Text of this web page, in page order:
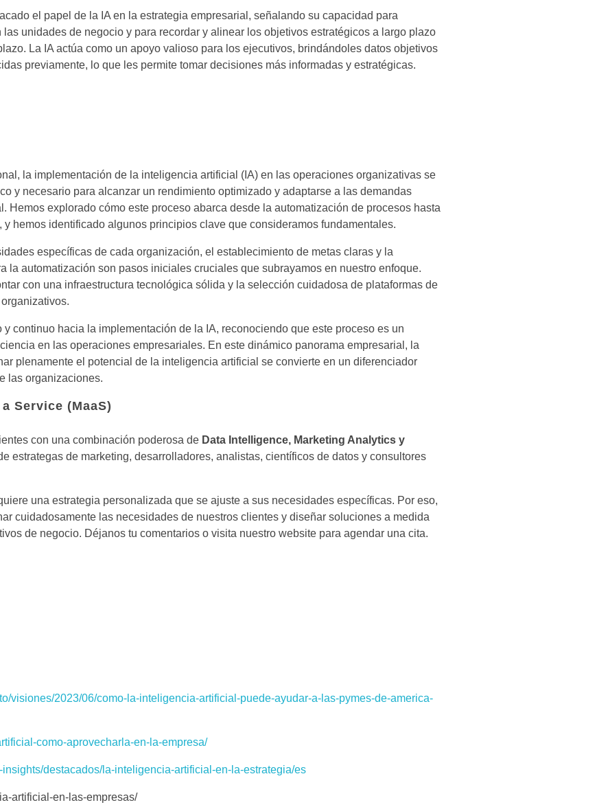
el papel de la IA en la estrategia empresarial, señalando su capacidad para
unidades de negocio y para recordar y alinear los objetivos estratégicos a largo plazo
La IA actúa como un apoyo valioso para los ejecutivos, brindándoles datos objetivos
previamente, lo que les permite tomar decisiones más informadas y estratégicas.
la implementación de la inteligencia artificial (IA) en las operaciones organizativas se
y necesario para alcanzar un rendimiento optimizado y adaptarse a las demandas
Hemos explorado cómo este proceso abarca desde la automatización de procesos hasta
y hemos identificado algunos principios clave que consideramos fundamentales.
específicas de cada organización, el establecimiento de metas claras y la
la automatización son pasos iniciales cruciales que subrayamos en nuestro enfoque.
con una infraestructura tecnológica sólida y la selección cuidadosa de plataformas de
continuo hacia la implementación de la IA, reconociendo que este proceso es un
en las operaciones empresariales. En este dinámico panorama empresarial, la
plenamente el potencial de la inteligencia artificial se convierte en un diferenciador
las organizaciones.
Service (MaaS)
con una combinación poderosa de Data Intelligence, Marketing Analytics y
estrategas de marketing, desarrolladores, analistas, científicos de datos y consultores
una estrategia personalizada que se ajuste a sus necesidades específicas. Por eso,
cuidadosamente las necesidades de nuestros clientes y diseñar soluciones a medida
de negocio. Déjanos tu comentarios o visita nuestro website para agendar una cita.
visiones/2023/06/como-la-inteligencia-artificial-puede-ayudar-a-las-pymes-de-america-
como-aprovecharla-en-la-empresa/
insights/destacados/la-inteligencia-artificial-en-la-estrategia/es
artificial-en-las-empresas/